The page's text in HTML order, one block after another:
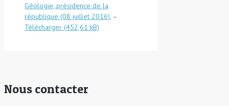
Géologie, présidence de la
république (08 juillet 2016). –
Télécharger
Nous contacter